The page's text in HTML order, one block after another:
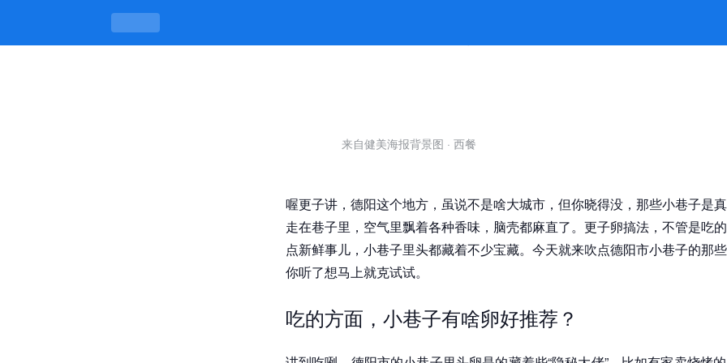
德阳市小巷子藏着啥好玩，吃喝玩乐一网打尽 -jiuyou九游娱乐官方
来自健美海报背景图 · 西餐
喔更子讲，德阳这个地方，虽说不是啥大城市，但你晓得没，那些小巷子是
走在巷子里，空气里飘着各种香味，脑壳都麻直了。更子卵搞法，不管是吃
点新鲜事儿，小巷子里头都藏着不少宝藏。今天就来吹点德阳市小巷子的那
你听了想马上就克试试。
吃的方面，小巷子有啥卵好推荐？